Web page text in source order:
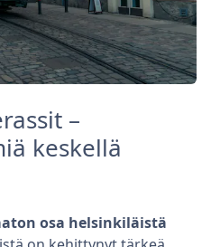
–
keskellä
osa helsinkiläistä